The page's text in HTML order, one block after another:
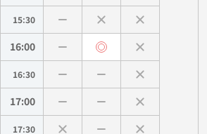
15:30
16:00
16:30
17:00
17:30